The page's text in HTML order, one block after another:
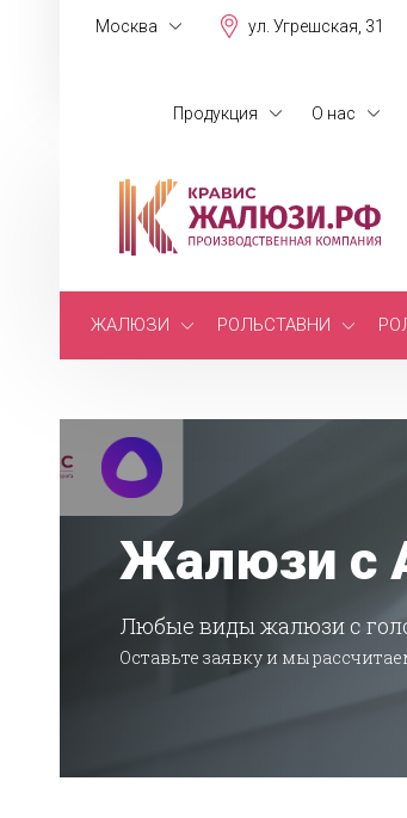
Москва ул. Угрешская, 31
Продукция О нас
ЖАЛЮЗИ РОЛЬСТАВНИ
Жалюзи с
Любые виды жалюзи с
Оставьте заявку и мы